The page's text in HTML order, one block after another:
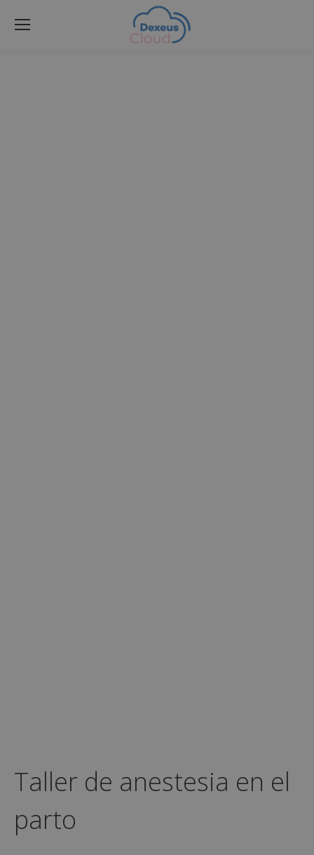
Taller de anestesia en el
parto